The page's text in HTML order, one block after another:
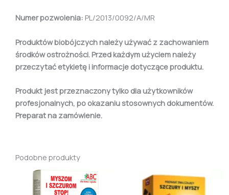
Numer pozwolenia: PL/2013/0092/A/MR
Produktów biobójczych należy używać z zachowaniem
środków ostrożności. Przed każdym użyciem należy
przeczytać etykietę i informacje dotyczące produktu.
Produkt jest przeznaczony tylko dla użytkowników
profesjonalnych, po okazaniu stosownych dokumentów.
Preparat na zamówienie.
Podobne produkty